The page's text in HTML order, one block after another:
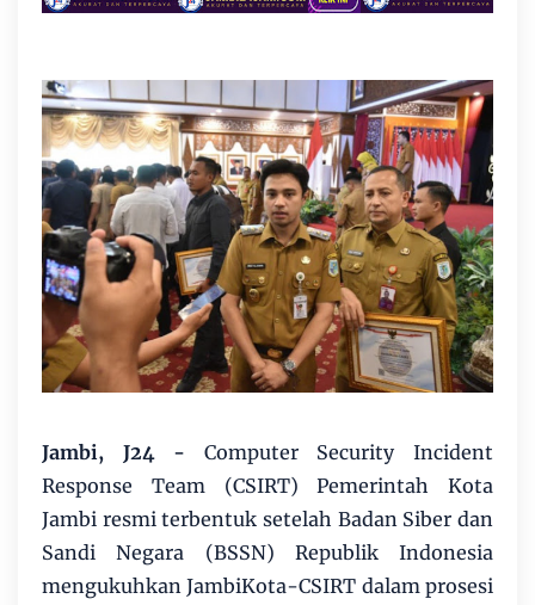
Jambi, J24 - Computer Security Incident
Response Team (CSIRT) Pemerintah Kota
Jambi resmi terbentuk setelah Badan Siber dan
Sandi Negara (BSSN) Republik Indonesia
mengukuhkan JambiKota-CSIRT dalam prosesi